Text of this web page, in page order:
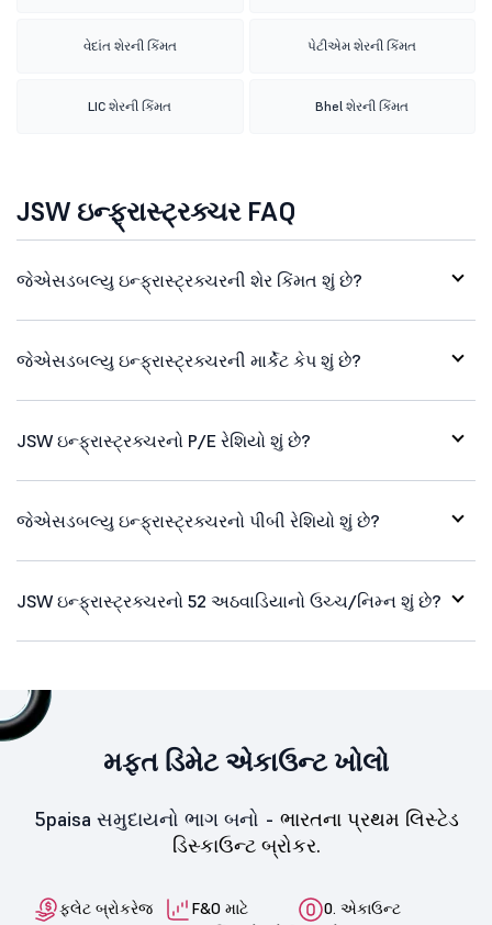
વેદાંત શેરની કિંમત પેટીએમ શેરની કિંમત
LIC શેરની કિંમત Bhel શેરની કિંમત
JSW ઇન્ફ્રાસ્ટ્રક્ચર FAQ
જેએસડબલ્યુ ઇન્ફ્રાસ્ટ્રક્ચરની શેર કિંમત શું છે?
જેએસડબલ્યુ ઇન્ફ્રાસ્ટ્રક્ચરની માર્કેટ કેપ શું છે?
JSW ઇન્ફ્રાસ્ટ્રક્ચરનો P/E રેશિયો શું છે?
જેએસડબલ્યુ ઇન્ફ્રાસ્ટ્રક્ચરનો પીબી રેશિયો શું છે?
JSW ઇન્ફ્રાસ્ટ્રક્ચરનો 52 અઠવાડિયાનો ઉચ્ચ/નિમ્ન શું છે?
મફત ડિમેટ એકાઉન્ટ ખોલો
5paisa સમુદાયનો ભાગ બનો - ભારતના પ્રથમ લિસ્ટેડ
ડિસ્કાઉન્ટ બ્રોકર.
ફ્લેટ બ્રોકરેજ
F&O માટે
0. એકાઉન્ટ